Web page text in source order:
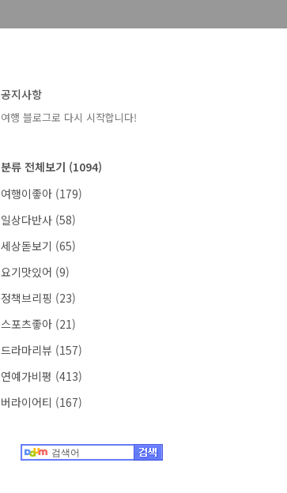
공지사항
여행 블로그로 다시 시작합니다!
분류 전체보기 (1094)
여행이좋아 (179)
일상다반사 (58)
세상돋보기 (65)
요기맛있어 (9)
정책브리핑 (23)
스포츠좋아 (21)
드라마리뷰 (157)
연예가비평 (413)
버라이어티 (167)